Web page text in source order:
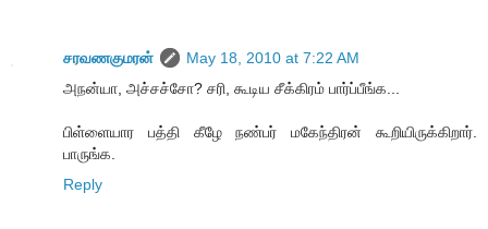
சரவணகுமரன்
May 18, 2010 at 7:22 AM
அநன்யா, அச்சச்சோ? சரி, கூடிய சீக்கிரம் பார்ப்பீங்க...
பிள்ளையார பத்தி கீழே நண்பர் மகேந்திரன் கூறியிருக்கிறார்.
பாருங்க.
Reply